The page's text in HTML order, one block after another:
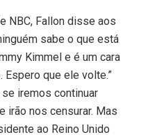
NBC, Fallon disse aos
sabe o que está
Kimmel e é um cara
que ele volte.”
iremos continuar
irão nos censurar. Mas
ao Reino Unido